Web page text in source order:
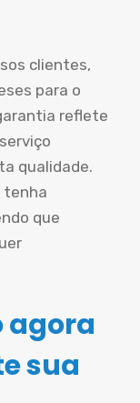
clientes,
para o
reflete
qualidade.
tenha
que
agora
sua